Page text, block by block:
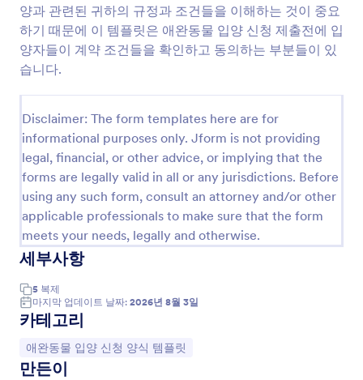
양과 관련된 귀하의 규정과 조건들을 이해하는 것이 중요
하기 때문에 이 템플릿은 애완동물 입양 신청 제출전에 입
양자들이 계약 조건들을 확인하고 동의하는 부분들이 있
습니다.
Disclaimer: The form templates here are for
informational purposes only. Jform is not providing
legal, financial, or other advice, or implying that the
forms are legally valid in all or any jurisdictions. Before
using any such form, consult an attorney and/or other
applicable professionals to make sure that the form
meets your needs, legally and otherwise.
세부사항
5 복제
마지막 업데이트 날짜: 2026년 8월 3일
카테고리
카테고리로 이동:
애완동물 입양 신청 양식 템플릿
만든이
구조견 입양 신청 폼
업을 도울 수 있으며 신청인의 개인 및 연락처 세부사
항, 가정 정보, 현재/이전 반려동물 경험, 선호하는 애
완동물 및 제공하려는 환경 조건 등을 수집하는 것으
로 구조된 반려동물들의 새 보금자리들을 찾을 수 있
도록 도울 수 있습니다.
Go to Category:
애완동물 입양 신청 양식 템플릿